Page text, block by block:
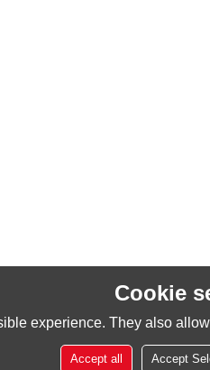
Cookie
experience. They also
Accept
Accept all